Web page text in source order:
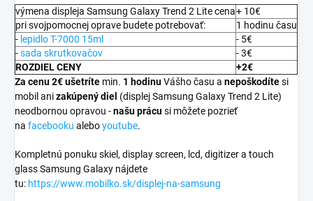
výmena displeja Samsung Galaxy Trend 2 Lite cena+ 10€
pri svojpomocnej oprave budete potrebovať:
1 hodinu času
- lepidlo T-7000 15ml
- 5€
-sada skrutkovačov
- 3€
ROZDIEL CENY
+2€
Za cenu 2€ ušetríte min. 1 hodinuVášho času a nepoškodítesi
mobil anizakúpený diel (displej Samsung Galaxy Trend 2 Lite)
neodbornou opravou -našu prácusi môžete pozrieť
na facebooku aleboyoutube.
Kompletnú ponuku skiel, display screen, lcd, digitizer a touch
glass Samsung Galaxy nájdete
tu: https://www.mobilko.sk/displej-na-samsung